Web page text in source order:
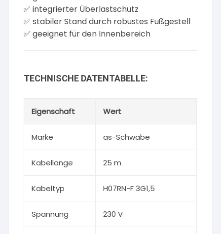
✅ integrierter Überlastschutz
✅ stabiler Stand durch robustes Fußgestell
✅ geeignet für den Innenbereich
TECHNISCHE DATENTABELLE:
Eigenschaft Wert
Marke as-Schwabe
Kabellänge 25 m
Kabeltyp H07RN-F 3G1,5
Spannung 230 V